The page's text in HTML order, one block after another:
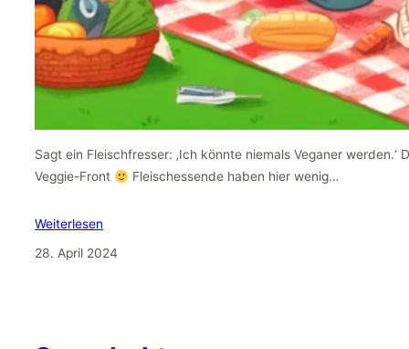
Sagt ein Fleischfresser: ‚Ich könnte niemals Veganer
Veggie-Front
Fleischessende haben hier wenig…
Weiterlesen
28. April 2024